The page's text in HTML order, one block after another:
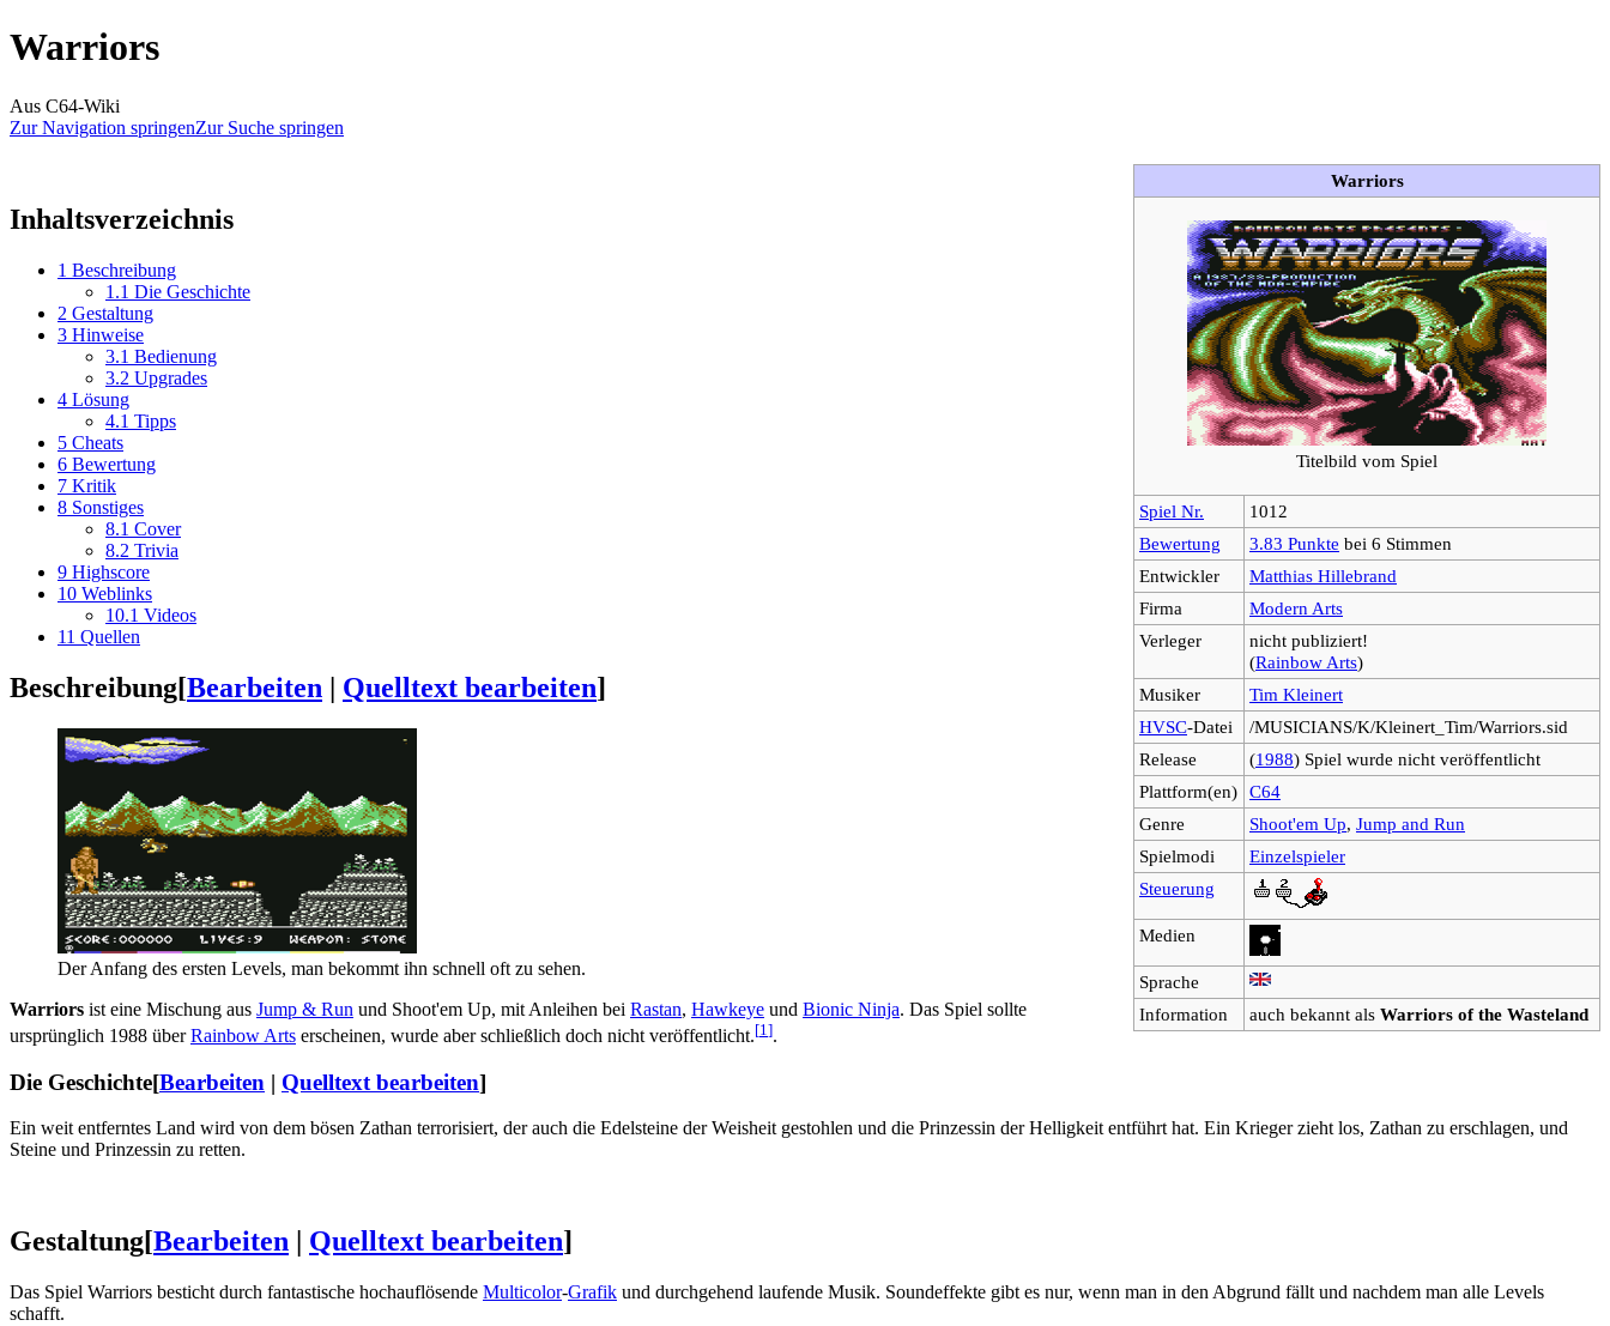
Warriors
Aus C64-Wiki
Zur Navigation springenZur Suche springen
Warriors
Titelbild vom Spiel
Spiel Nr.
1012
Bewertung
3.83 Punkte bei 6 Stimmen
Entwickler
Matthias Hillebrand
Firma
Modern Arts
Verleger
nicht publiziert!
(Rainbow Arts)
Musiker
Tim Kleinert
HVSC-Datei
/MUSICIANS/K/Kleinert_Tim/Warriors.sid
Release
(1988) Spiel wurde nicht veröffentlicht
Plattform(en) C64
Genre
Shoot'em Up, Jump and Run
Spielmodi
Einzelspieler
Steuerung
Medien
Sprache
Information
auch bekannt als Warriors of the Wasteland
Inhaltsverzeichnis
1 Beschreibung
1.1 Die Geschichte
2 Gestaltung
3 Hinweise
3.1 Bedienung
3.2 Upgrades
4 Lösung
4.1 Tipps
5 Cheats
6 Bewertung
7 Kritik
8 Sonstiges
8.1 Cover
8.2 Trivia
9 Highscore
10 Weblinks
10.1 Videos
11 Quellen
Beschreibung[Bearbeiten | Quelltext bearbeiten]
Der Anfang des ersten Levels, man bekommt ihn schnell oft zu sehen.
Warriors ist eine Mischung aus Jump & Run und Shoot'em Up, mit Anleihen bei Rastan, Hawkeye und Bionic Ninja. Das Spiel sollte
ursprünglich 1988 überRainbow Arts erscheinen, wurde aber schließlich doch nicht veröffentlicht.[1 ].
Die Geschichte[Bearbeiten | Quelltext bearbeiten]
Ein weit entferntes Land wird von dem bösen Zathan terrorisiert, der auch die Edelsteine der Weisheit gestohlen und die Prinzessin der Helligkeit entführt hat. Ein Krieger zieht los, Zathan zu erschlagen, und
Steine und Prinzessin zu retten.
Gestaltung[Bearbeiten Quelltext bearbeiten]
Das Spiel Warriors besticht durch fantastische hochauflösende Multicolor-Grafik und durchgehend laufende Musik. Soundeffekte gibt es nur, wenn man in den Abgrund fällt und nachdem man alle Levels
schafft.